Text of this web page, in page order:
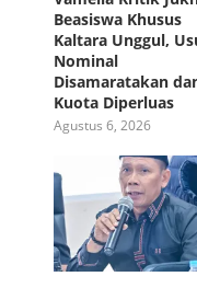
Beasiswa Khusus
Kaltara Unggul,
Nominal
Disamaratakan
Kuota Diperluas
Agustus 6, 2026